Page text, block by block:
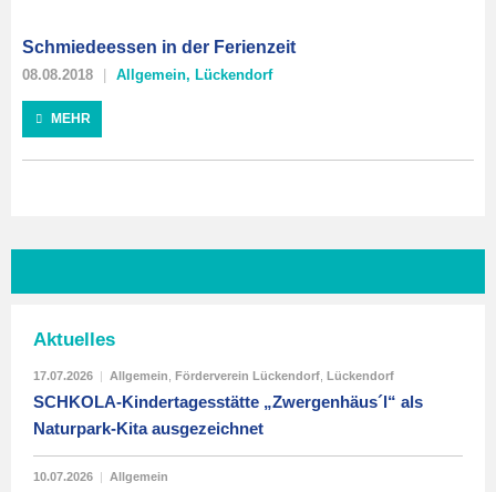
Schmiedeessen in der Ferienzeit
08.08.2018 Allgemein, Lückendorf
MEHR
Aktuelles
17.07.2026 | Allgemein Förderverein Lückendorf Lückendorf
SCHKOLA-Kindertagesstätte „Zwergenhäus´l“ als
Naturpark-Kita ausgezeichnet
10.07.2026 | Allgemein